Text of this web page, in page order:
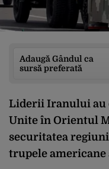
Adaugă Gândul ca
sursă preferată
Liderii Iranului au
Unite în Orientul
securitatea
trupele